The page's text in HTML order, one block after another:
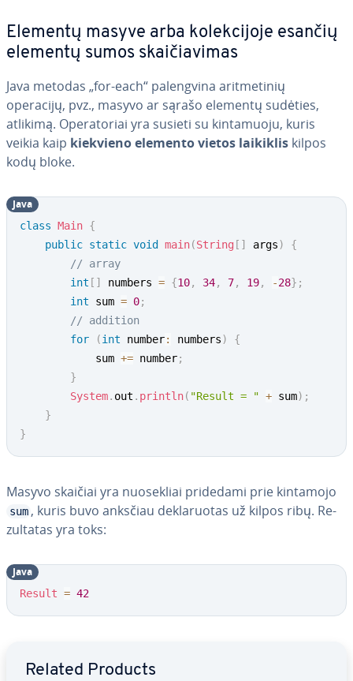
Elementų masyve arba ko­lek­ci­jo­je esančių
elementų sumos skai­čia­vi­mas
Java metodas „for-each“ pa­leng­vi­na arit­me­ti­nių
operacijų, pvz., masyvo ar sąrašo elementų sudėties,
atlikimą. Ope­ra­to­riai yra susieti su kin­ta­muo­ju, kuris
veikia kaip kiekvieno elemento vietos laikiklis kilpos
kodų bloke.
class Main {
public static void main(String [ ] args)
{
// array
int [ ] numbers = {10, 34, 7, 19, -28} ;
int sum = 0;
// addition
for
(int number: numbers)
{
            sum
+= number;
}
System. out . println( "Result = " + sum) ;
}
}
Java
Masyvo skaičiai yra nuo­sek­liai pridedami prie kintamojo
sum , kuris buvo anksčiau dekla­ruo­tas už kilpos ribų. Re­
zul­ta­tas yra toks:
Result = 42
Java
Related Products